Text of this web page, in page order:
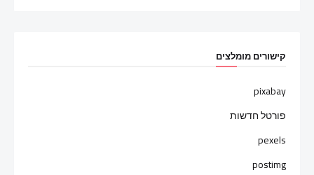
קישורים מומלצים
pixabay
פורטל חדשות
pexels
postimg